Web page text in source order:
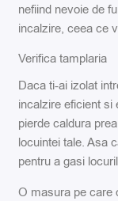
nefiind nevoie de
incalzire, ceea ce
Verifica tamplaria
Daca ti-ai izolat
incalzire eficient
pierde caldura
locuintei tale. Asa
pentru a gasi
O masura pe care